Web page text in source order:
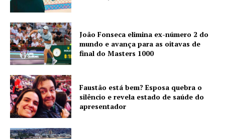
João Fonseca elimina ex-número 2 do
mundo e avança para as oitavas de
final do Masters 1000
Faustão está bem? Esposa quebra o
silêncio e revela estado de saúde do
apresentador